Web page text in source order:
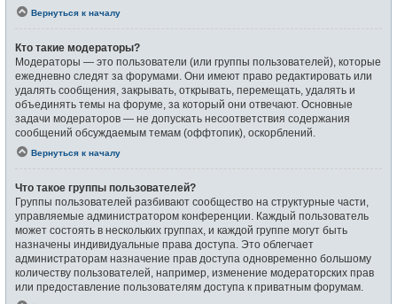
Вернуться к началу
Кто такие модераторы?
Модераторы — это пользователи (или группы пользователей), которые
ежедневно следят за форумами. Они имеют право редактировать или
удалять сообщения, закрывать, открывать, перемещать, удалять и
объединять темы на форуме, за который они отвечают. Основные
задачи модераторов — не допускать несоответствия содержания
сообщений обсуждаемым темам (оффтопик), оскорблений.
Вернуться к началу
Что такое группы пользователей?
Группы пользователей разбивают сообщество на структурные части,
управляемые администратором конференции. Каждый пользователь
может состоять в нескольких группах, и каждой группе могут быть
назначены индивидуальные права доступа. Это облегчает
администраторам назначение прав доступа одновременно большому
количеству пользователей, например, изменение модераторских прав
или предоставление пользователям доступа к приватным форумам.